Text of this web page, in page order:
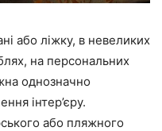
або ліжку, в невеликих
на персональних
однозначно
інтер’єру.
або пляжного